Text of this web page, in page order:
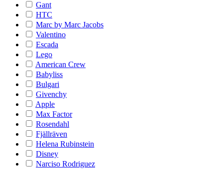
Gant
HTC
Marc by Marc Jacobs
Valentino
Escada
Lego
American Crew
Babyliss
Bulgari
Givenchy
Apple
Max Factor
Rosendahl
Fjällräven
Helena Rubinstein
Disney
Narciso Rodriguez